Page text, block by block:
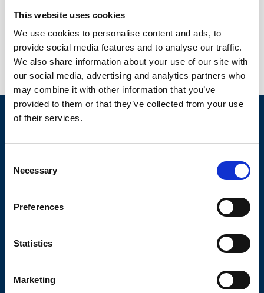
This website uses cookies
We use cookies to personalise content and ads, to
provide social media features and to analyse our traffic.
We also share information about your use of our site with
our social media, advertising and analytics partners who
may combine it with other information that you’ve
provided to them or that they’ve collected from your use
of their services.
Selection
Necessary
Preferences
Statistics
Marketing